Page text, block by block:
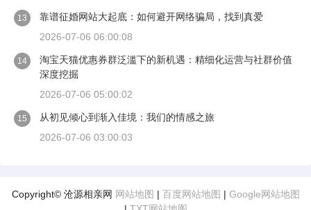
13
靠谱征婚网站大起底：如何避开网络骗局，找到真爱
2026-07-06 06:00:08
14
淘宝天猫优惠券群泛滥下的新机遇：精细化运营与社群价值
深度挖掘
2026-07-06 05:00:02
15
从初见倾心到渐入佳境：我们的情感之旅
2026-07-06 03:00:03
Copyright© 沧源相亲网 网站地图 | 百度网站地图 | Google网站地图